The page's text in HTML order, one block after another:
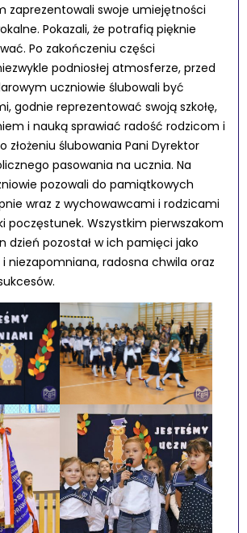
zaprezentowali swoje umiejętności
Pokazali, że potrafią pięknie
Po zakończeniu części
podniosłej atmosferze, przed
uczniowie ślubowali być
godnie reprezentować swoją szkołę,
i nauką sprawiać radość rodzicom i
złożeniu ślubowania Pani Dyrektor
pasowania na ucznia. Na
pozowali do pamiątkowych
wraz z wychowawcami i rodzicami
poczęstunek. Wszystkim pierwszakom
dzień pozostał w ich pamięci jako
i niezapomniana, radosna chwila oraz